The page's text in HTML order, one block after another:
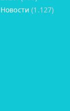
Новости (1.127)